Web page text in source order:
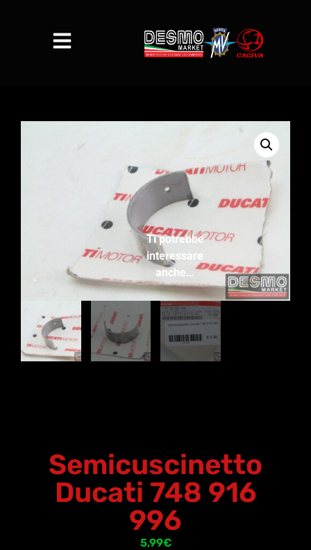
Semicuscinetto
Ducati 748 916
996
5,99€
Ti potrebbe
interessare
anche…